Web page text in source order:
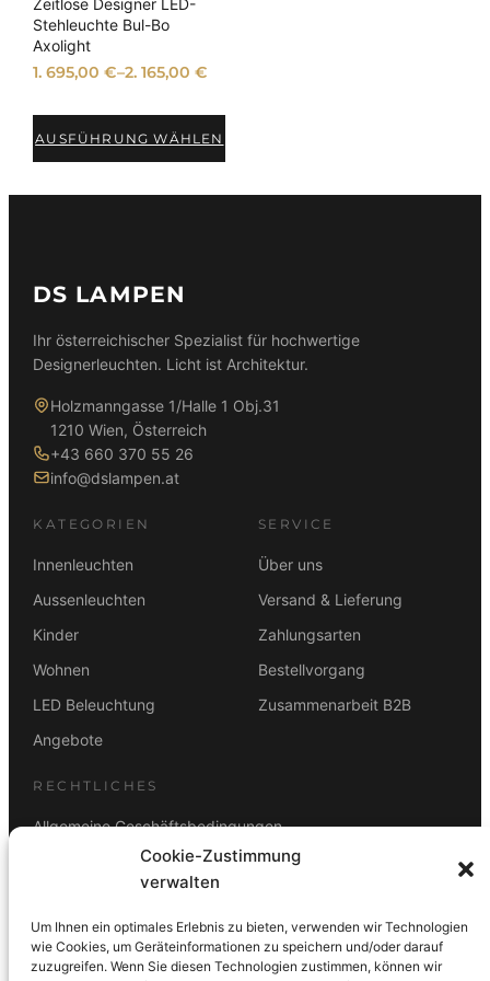
Cookie-Zustimmung
verwalten
Um Ihnen ein optimales Erlebnis zu bieten, verwenden wir Technologien
wie Cookies, um Geräteinformationen zu speichern und/oder darauf
zuzugreifen. Wenn Sie diesen Technologien zustimmen, können wir
Zeitlose Designer LED-
Stehleuchte Bul-Bo
Axolight
1. 695,00€–2. 165,00€
AUSFÜHRUNG WÄHLEN
DS LAMPEN
Ihr österreichischer Spezialist für hochwertige
Designerleuchten. Licht ist Architektur.
Holzmanngasse 1/Halle 1 Obj.31
1210 Wien, Österreich
+43 660 370 55 26
info@dslampen.at
KATEGORIEN
Innenleuchten
Aussenleuchten
Kinder
Wohnen
LED Beleuchtung
Angebote
SERVICE
Über uns
Versand & Lieferung
Zahlungsarten
Bestellvorgang
Zusammenarbeit B2B
RECHTLICHES
Allgemeine Geschäftsbedingungen
Rücktrittsbelehrung
ZAHLUNGSARTEN